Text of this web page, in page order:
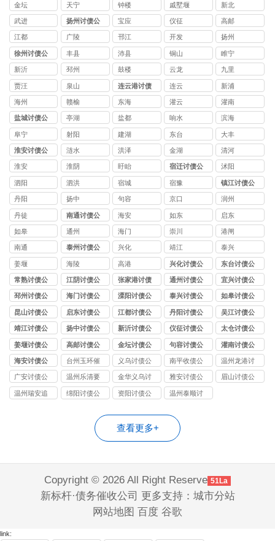
金坛 天宁 钟楼 戚墅堰 新北
武进
扬州讨债公
司
宝应 仪征 高邮
江都 广陵 邗江 开发 扬州
徐州讨债公
司
丰县 沛县 铜山 睢宁
新沂 邳州 鼓楼 云龙 九里
贾汪 泉山
连云港讨债
公司
连云 新浦
海州 赣榆 东海 灌云 灌南
盐城讨债公
司
亭湖 盐都 响水 滨海
阜宁 射阳 建湖 东台 大丰
淮安讨债公
司
涟水 洪泽 金湖 清河
淮安 淮阴 盱眙
宿迁讨债公
司
沭阳
泗阳 泗洪 宿城 宿豫
镇江讨债公
司
丹阳 扬中 句容 京口 润州
丹徒
南通讨债公
司
海安 如东 启东
如皋 通州 海门 崇川 港闸
南通
泰州讨债公
司
兴化 靖江 泰兴
姜堰 海陵 高港
兴化讨债公
司
东台讨债公
司
常熟讨债公
司
江阴讨债公
司
张家港讨债
公司
通州讨债公
司
宜兴讨债公
司
邳州讨债公
司
海门讨债公
司
溧阳讨债公
司
泰兴讨债公
司
如皋讨债公
司
昆山讨债公
司
启东讨债公
司
江都讨债公
司
丹阳讨债公
司
吴江讨债公
司
靖江讨债公
司
扬中讨债公
司
新沂讨债公
司
仪征讨债公
司
太仓讨债公
司
姜堰讨债公
司
高邮讨债公
司
金坛讨债公
司
句容讨债公
司
灌南讨债公
司
海安讨债公
司
台州玉环催
债公司
义乌讨债公
司
南平收债公
司
温州龙港讨
债公司
广安讨债公
司
温州乐清要
账公司
金华义乌讨
债公司
雅安讨债公
司
眉山讨债公
温州瑞安追
绵阳讨债公
资阳讨债公
温州泰顺讨
查看更多+
Copyright © 2026 All Right Reserve 51La
新标杆·债务催收公司 更多支持： 城市分站
网站地图
百度 谷歌
link: